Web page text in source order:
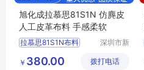
旭化成拉慕思81S1N 仿麂皮
人工皮革布料 手感柔软
拉慕思81S1N布料
ASAHIKASEI布料
深圳市新
链有限公
￥ 380.00 拨打电话